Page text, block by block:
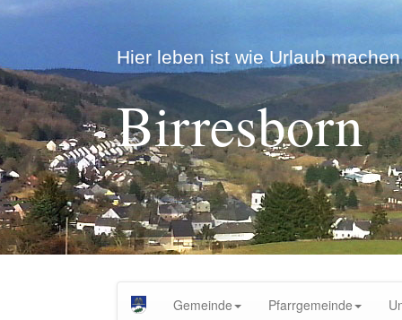
Hier leben ist wie Urlaub
Birresborn
Gemeinde Pfarrgemeinde